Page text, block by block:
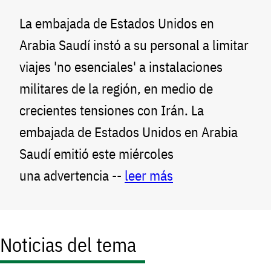
La embajada de Estados Unidos en
Arabia Saudí instó a su personal a limitar
viajes 'no esenciales' a instalaciones
militares de la región, en medio de
crecientes tensiones con Irán. La
embajada de Estados Unidos en Arabia
Saudí emitió este miércoles
una advertencia -- leer más
Noticias del tema